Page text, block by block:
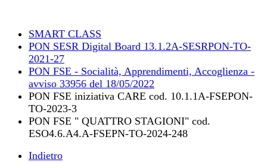
SMART CLASS
PON SESR Digital Board 13.1.2A-SESRPON-TO-
2021-27
PON FSE - Socialità, Apprendimenti, Accoglienza -
avviso 33956 del 18/05/2022
PON FSE iniziativa CARE cod. 10.1.1A-FSEPON-
TO-2023-3
PON FSE " QUATTRO STAGIONI" cod.
ESO4.6.A4.A-FSEPN-TO-2024-248
Indietro